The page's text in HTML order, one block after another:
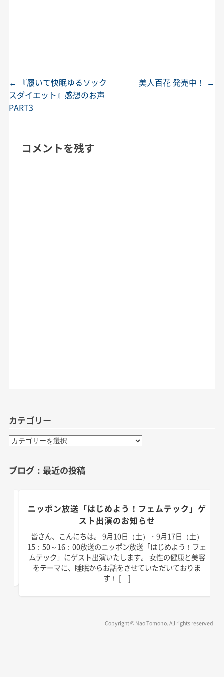
投稿ナビゲーション
←
『履いて快眠ゆるソック
スダイエット』感想のお声
PART3
美人百花 発売中！ →
コメントを残す
カテゴリー
カ
テ
リ
ブログ：最近の投稿
ニッポン放送「はじめよう！フェムテック」ゲ
スト出演のお知らせ
皆さん、こんにちは。 9月10日（土）・9月17日（土）
15：50～16：00放送のニッポン放送「はじめよう！フェ
ムテック」にゲスト出演いたします。 女性の健康と美容
をテーマに、睡眠からお話をさせていただいておりま
す！ […]
Copyright © Nao Tomono. All rights reserved.